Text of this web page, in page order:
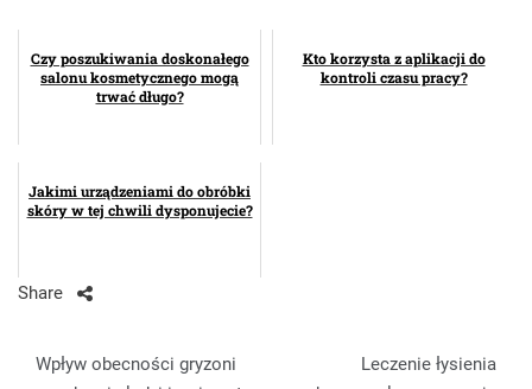
Czy poszukiwania doskonałego
salonu kosmetycznego mogą
trwać długo?
Kto korzysta z aplikacji do
kontroli czasu pracy?
Jakimi urządzeniami do obróbki
skóry w tej chwili dysponujecie?
Share
Nawigacja
Wpływ obecności gryzoni
Leczenie łysienia